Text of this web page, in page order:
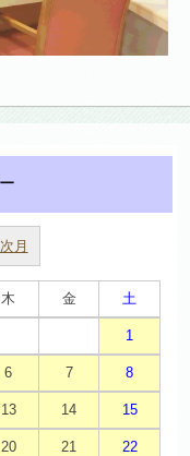
次月
木 金 土
1
6 7 8
13 14 15
20 21 22